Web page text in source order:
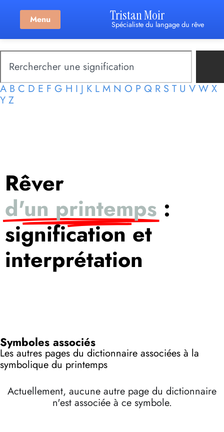
Menu Tristan Moir
Spécialiste du langage du rêve
A B C D E F G H I J K L M N O P Q R S T U V W X
Y Z
Rêver
d'un printemps :
signification et
interprétation
Symboles associés
Les autres pages du dictionnaire associées à la
symbolique du printemps
Actuellement, aucune autre page du dictionnaire
n'est associée à ce symbole.